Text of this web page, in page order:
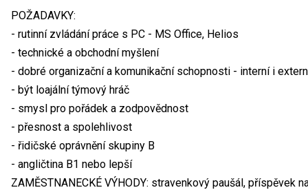
POŽADAVKY:
- rutinní zvládání práce s PC - MS Office, Helios
- technické a obchodní myšlení
- dobré organizační a komunikační schopnosti - interní i
- být loajální týmový hráč
- smysl pro pořádek a zodpovědnost
- přesnost a spolehlivost
- řidičské oprávnění skupiny B
- angličtina B1 nebo lepší
ZAMĚSTNANECKÉ VÝHODY: stravenkový paušál, příspěvek